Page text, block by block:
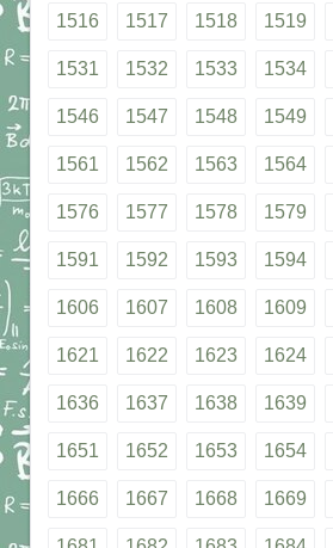
1516 1517 1518 1519
1531 1532 1533 1534
1546 1547 1548 1549
1561 1562 1563 1564
1576 1577 1578 1579
1591 1592 1593 1594
1606 1607 1608 1609
1621 1622 1623 1624
1636 1637 1638 1639
1651 1652 1653 1654
1666 1667 1668 1669